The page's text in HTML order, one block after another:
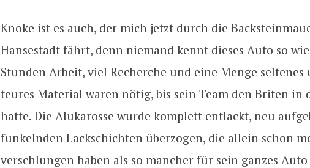
Knoke ist es auch, der mich jetzt durch die
Hansestadt fährt, denn niemand kennt dieses Auto so
Stunden Arbeit, viel Recherche und eine Menge
teures Material waren nötig, bis sein Team den Briten in
hatte. Die Alukarosse wurde komplett entlackt, neu
funkelnden Lackschichten überzogen, die allein schon
verschlungen haben als so mancher für sein ganzes